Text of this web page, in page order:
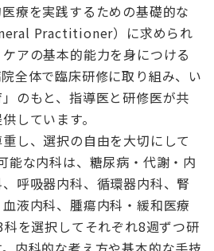
療を実践するための基礎的な
Practitioner）に求められ
アの基本的能力を身につける
全体で臨床研修に取り組み、い
のもと、指導医と研修医が共
しています。
し、選択の自由を大切にして
能な内科は、糖尿病・代謝・内
呼吸器内科、循環器内科、腎
液内科、腫瘍内科・緩和医療
を選択してそれぞれ8週ずつ研